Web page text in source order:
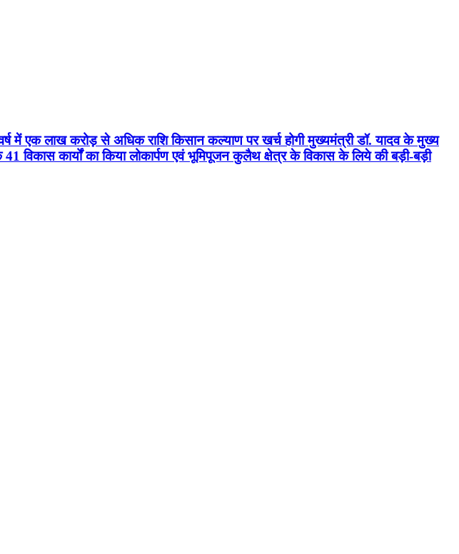
में एक लाख करोड़ से अधिक राशि किसान कल्याण पर खर्च होगी मुख्यमंत्री डॉ. यादव के मुख्य
कार्यों का किया लोकार्पण एवं भूमिपूजन कुलैथ क्षेत्र के विकास के लिये की बड़ी-बड़ी